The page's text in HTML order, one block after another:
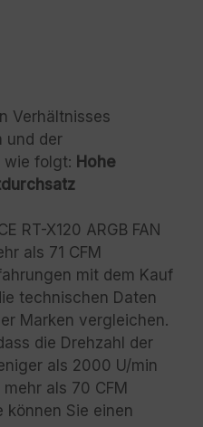
Verhältnisses
und der
wie folgt: Hohe
RT-X120 ARGB FAN
als 71 CFM
mit dem Kauf
technischen Daten
Marken vergleichen.
die Drehzahl der
als 2000 U/min
als 70 CFM
können Sie einen